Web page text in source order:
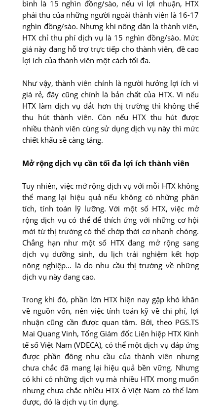
bình là 15 nghìn đồng/sào, nếu vì lợi nhuận, HTX
phải thu của những người ngoài thành viên là 16-17
nghìn đồng/sào. Nhưng khi nông dân là thành viên,
HTX chỉ thu phí dịch vụ là 15 nghìn đồng/sào. Mức
giá này đang hỗ trợ trực tiếp cho thành viên, đề cao
lợi ích của thành viên một cách tối đa.
Như vậy, thành viên chính là người hưởng lợi ích vì
giá rẻ, đây cũng chính là bản chất của HTX. Vì nếu
HTX làm dịch vụ đắt hơn thị trường thì không thể
thu hút thành viên. Còn nếu HTX thu hút được
nhiều thành viên cùng sử dụng dịch vụ này thì mức
chiết khấu sẽ càng tăng.
Mở rộng dịch vụ cần tối đa lợi ích thành viên
Tuy nhiên, việc mở rộng dịch vụ với mỗi HTX không
thể mang lại hiệu quả nếu không có những phân
tích, tính toán lỹ lưỡng. Với một số HTX, việc mở
rộng dịch vụ có thể để thích ứng với những cơ hội
mới từ thị trường có thể chớp thời cơ nhanh chóng.
Chẳng hạn như một số HTX đang mở rộng sang
dịch vụ dưỡng sinh, du lịch trải nghiệm kết hợp
nông nghiệp… là do nhu cầu thị trường về những
dịch vụ này đang cao.
Trong khi đó, phần lớn HTX hiện nay gặp khó khăn
về nguồn vốn, nên việc tính toán kỹ về chi phí, lợi
nhuận cũng cần được quan tâm. Bởi, theo PGS.TS
Mai Quang Vinh, Tổng Giám đốc Liên hiệp HTX Kinh
tế số Việt Nam (VDECA), có thể một dịch vụ đáp ứng
được phần đông nhu cầu của thành viên nhưng
chưa chắc đã mang lại hiệu quả bền vững. Nhưng
có khi có những dịch vụ mà nhiều HTX mong muốn
nhưng chưa chắc nhiều HTX ở Việt Nam có thể làm
được, đó là dịch vụ tín dụng.